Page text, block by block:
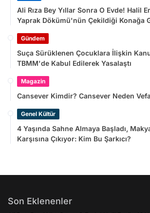
Ali Rıza Bey Yıllar Sonra O Evde! Halil
Yaprak Dökümü'nün Çekildiği Konağa
Gündem
Suça Sürüklenen Çocuklara İlişkin
TBMM'de Kabul Edilerek Yasalaştı
Magazin
Cansever Kimdir? Cansever Neden
Genel Kültür
4 Yaşında Sahne Almaya Başladı,
Karşısına Çıkıyor: Kim Bu Şarkıcı?
Son Eklenenler